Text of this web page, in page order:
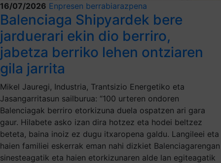
16/07/2026 Enpresen berrabiarazpena
Balenciaga Shipyardek bere
jarduerari ekin dio berriro,
jabetza berriko lehen ontziaren
gila jarrita
Mikel Jauregi, Industria, Trantsizio Energetiko eta
Jasangarritasun sailburua: “100 urteren ondoren
Balenciagak berriro etorkizuna duela ospatzen ari gara
gaur. Hilabete asko izan dira hotzez eta hodei beltzez
beteta, baina inoiz ez dugu itxaropena galdu. Langileei eta
haien familiei eskerrak eman nahi dizkiet Balenciagarengan
sinesteagatik eta haien etorkizunaren alde lan egiteagatik